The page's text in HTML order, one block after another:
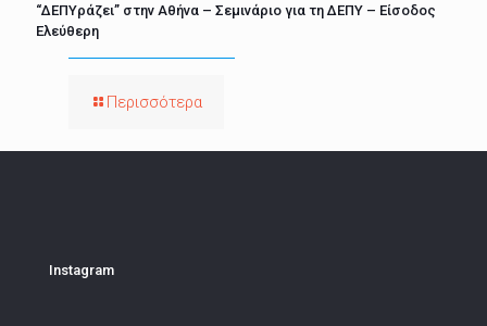
“ΔΕΠΥράζει” στην Αθήνα – Σεμινάριο για τη ΔΕΠΥ – Είσοδος
Ελεύθερη
Περισσότερα
Instagram